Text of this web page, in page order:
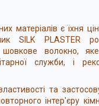
матеріалів є їхня
SILK PLASTER
волокно,
служби, і
та
інтер'єру